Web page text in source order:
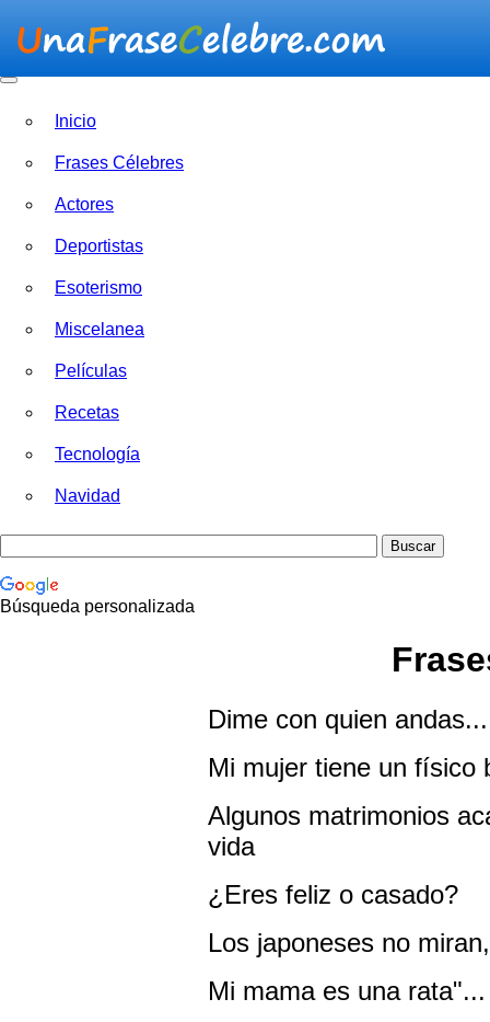
Inicio
Frases Célebres
Actores
Deportistas
Esoterismo
Miscelanea
Películas
Recetas
Tecnología
Navidad
Búsqueda personalizada
Dime con quien
Mi mujer tiene un físico
Algunos matrimonios
vida
¿Eres feliz o casado?
Los japoneses no
Mi mama es una